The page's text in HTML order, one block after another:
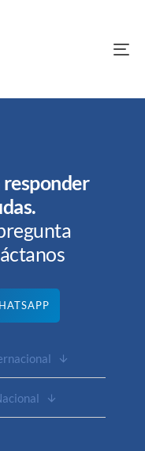
responder
rnacional
acional